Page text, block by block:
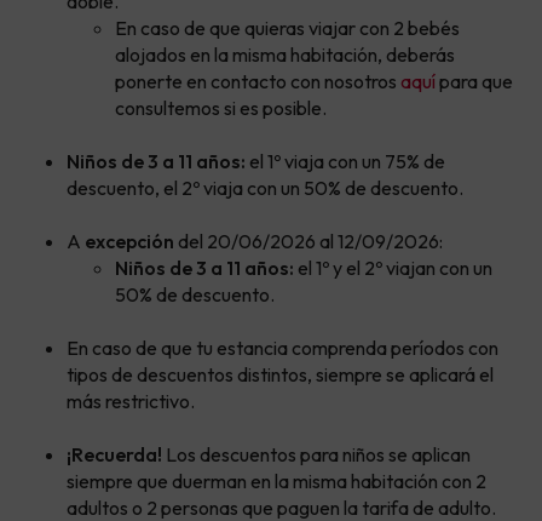
En caso de que quieras viajar con 2 bebés
alojados en la misma habitación, deberás
ponerte en contacto con nosotros aquípara que
consultemos si es posible.
Niños de 3 a 11 años: el 1º viaja con un 75% de
descuento, el 2º viaja con un 50% de descuento.
A excepción del 20/06/2026 al 12/09/2026:
Niños de 3 a 11 años: el 1º y el 2º viajan con un
50% de descuento.
En caso de que tu estancia comprenda períodos con
tipos de descuentos distintos, siempre se aplicará el
más restrictivo.
¡Recuerda! Los descuentos para niños se aplican
siempre que duerman en la misma habitación con 2
adultos o 2 personas que paguen la tarifa de adulto.